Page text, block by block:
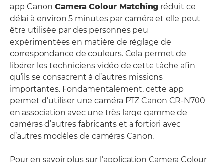
app Canon Camera Colour Matching réduit ce
délai à environ 5 minutes par caméra et elle peut
être utilisée par des personnes peu
expérimentées en matière de réglage de
correspondance de couleurs. Cela permet de
libérer les techniciens vidéo de cette tâche afin
qu’ils se consacrent à d’autres missions
importantes. Fondamentalement, cette app
permet d’utiliser une caméra PTZ Canon CR-N700
en association avec une très large gamme de
caméras d’autres fabricants et a fortiori avec
d’autres modèles de caméras Canon.
Pour en savoir plus sur l’application Camera Colour